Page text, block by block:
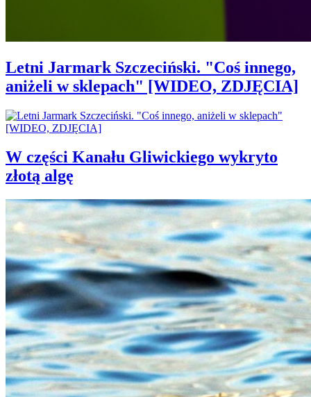
Letni Jarmark Szczeciński. "Coś innego,
aniżeli w sklepach" [WIDEO, ZDJĘCIA]
W części Kanału Gliwickiego wykryto
złotą algę